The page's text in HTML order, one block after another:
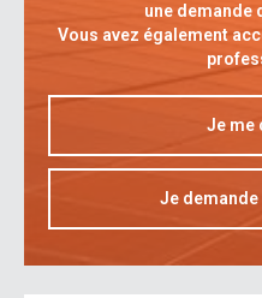
une demande
Vous avez également
Je me
Je